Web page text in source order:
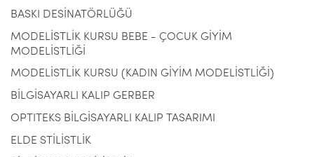
BASKI DESİNATÖRLÜĞÜ
MODELİSTLİK KURSU BEBE - ÇOCUK GİYİM
MODELİSTLİĞİ
MODELİSTLİK KURSU (KADIN GİYİM MODELİSTLİĞİ)
BİLGİSAYARLI KALIP GERBER
OPTITEKS BİLGİSAYARLI KALIP TASARIMI
ELDE STİLİSTLİK